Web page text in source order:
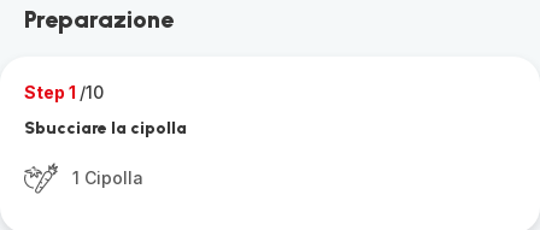
Preparazione
Step 1 /10
Sbucciare la cipolla
1 Cipolla